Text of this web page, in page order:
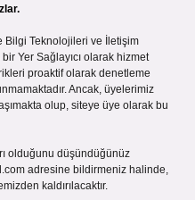
Bilgi Teknolojileri ve İletişim
Yer Sağlayıcı olarak hizmet
proaktif olarak denetleme
Ancak, üyelerimiz
olup, siteye üye olarak bu
olduğunu düşündüğünüz
adresine bildirmeniz halinde,
kaldırılacaktır.